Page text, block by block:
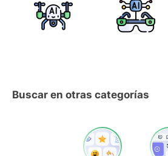
Buscar en otras categorías